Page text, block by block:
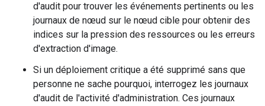
d'audit pour trouver les événements pertinents ou les
journaux de nœud sur le nœud cible pour obtenir des
indices sur la pression des ressources ou les erreurs
d'extraction d'image.
Si un déploiement critique a été supprimé sans que
personne ne sache pourquoi, interrogez les journaux
d'audit de l'activité d'administration. Ces journaux